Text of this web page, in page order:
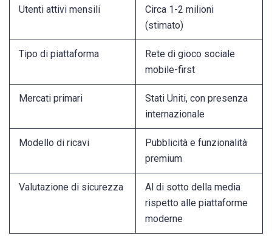
Utenti attivi mensili
Circa 1-2 milioni
(stimato)
Tipo di piattaforma
Rete di gioco sociale
mobile-first
Mercati primari
Stati Uniti, con presenza
internazionale
Modello di ricavi
Pubblicità e funzionalità
premium
Valutazione di sicurezza
Al di sotto della media
rispetto alle piattaforme
moderne